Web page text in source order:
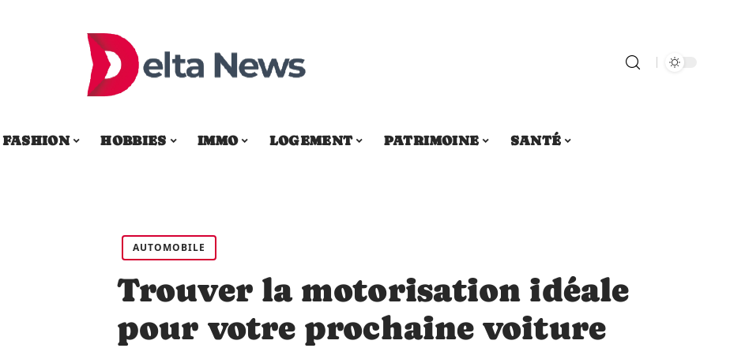
FASHION HOBBIES IMMO LOGEMENT PATRIMOINE
SANTÉ
AUTOMOBILE
Trouver la motorisation idéale
pour votre prochaine voiture